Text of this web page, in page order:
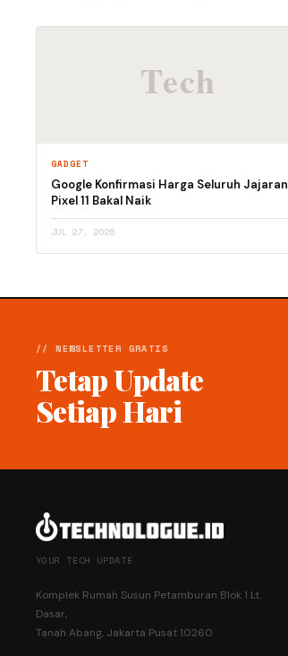
GADGET
Google Konfirmasi Harga Seluruh Jajaran
Pixel 11 Bakal Naik
JUL 27, 2026
// NEWSLETTER GRATIS
Tetap Update
Setiap Hari
YOUR TECH UPDATE
Komplek Rumah Susun Petamburan Blok 1 Lt.
Dasar,
Tanah Abang, Jakarta Pusat 10260